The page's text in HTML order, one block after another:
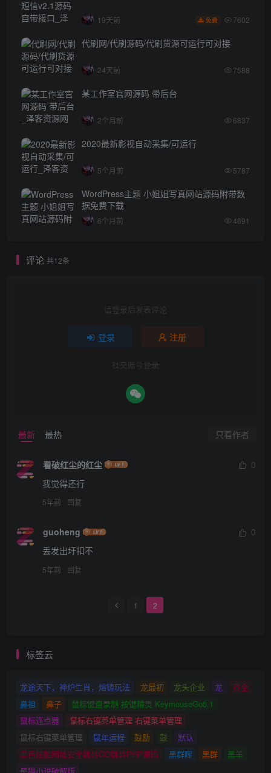
19天前 免费 7602
代刷网/代刷源码/代刷货源可运行可对接
24天前 7588
某工作室官网源码 带后台
2个月前 6837
2020最新影视自动采集/可运行
5个月前 5787
WordPress主题 小姐姐写真网站源码附带数
据免费下载
6个月前 4891
评论 共12条
请登录后发表评论
登录 注册
社交账号登录
最新 最热 只看作者
看破红尘的红尘
0
我觉得还行
5年前 回复
guoheng
0
丢发出圩扣不
5年前 回复
1 2
标签云
龙途天下，神炉生肖，熔铸玩法 龙最初 龙头企业 龙
齐全
鼻祖
鼻子
鼠标键盘录制 按键精灵 KeymouseGo5.1
鼠标连点器
鼠标右键菜单管理 右键菜单管理
鼠标右键菜单管理
鼠年运程 鼓励 鼓
默认
黑色炫酷网址安全跳转GO跳转PHP源码
黑群晖 黑群
黑羊